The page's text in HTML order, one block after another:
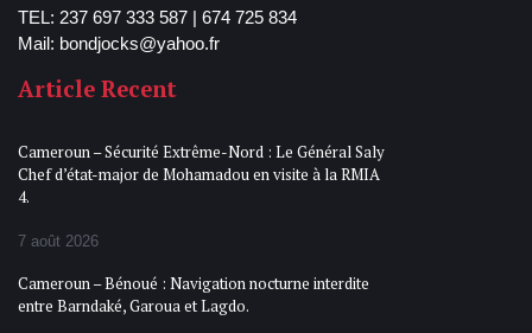
TEL: 237 697 333 587 | 674 725 834
Mail: bondjocks@yahoo.fr
Article Recent
Cameroun – Sécurité Extrême-Nord : Le Général Saly
Chef d’état-major de Mohamadou en visite à la RMIA
4.
7 août 2026
Cameroun – Bénoué : Navigation nocturne interdite
entre Barndaké, Garoua et Lagdo.